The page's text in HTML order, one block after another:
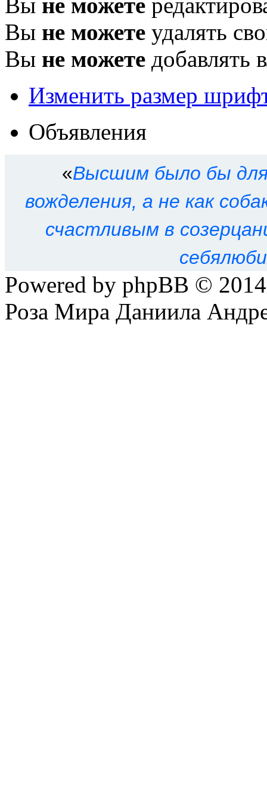
Вы не можете удалять
Вы не можете добавлять
Изменить размер
Объявления
«Высшим было бы для
вожделения, а не как
счастливым в
Powered by phpBB ©
Роза Мира Даниила